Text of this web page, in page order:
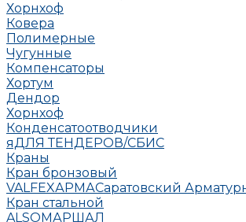
Хорнхоф
Ковера
Полимерные
Чугунные
Компенсаторы
Хортум
Дендор
Хорнхоф
Конденсатоотводчики
яДЛЯ ТЕНДЕРОВ/СБИС
Краны
Кран бронзовый
VALFEXАРМАСаратовский
Кран стальной
ALSOМАРШАЛ